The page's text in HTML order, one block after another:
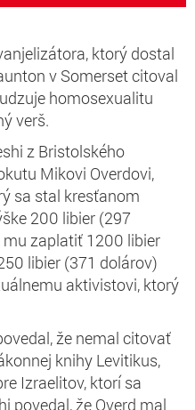
ktorý dostal
v Somerset citoval
homosexualitu
verš.
z Bristolského
Mikovi Overdovi,
sa stal kresťanom
200 libier (297
zaplatiť 1200 libier
libier (371 dolárov)
aktivistovi, ktorý
že nemal citovať
knihy Levitikus,
Izraelitov, ktorí sa
povedal, že Overd mal